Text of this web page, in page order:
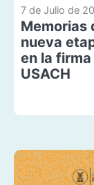
7 de Julio de
Memorias
nueva
en la
USACH